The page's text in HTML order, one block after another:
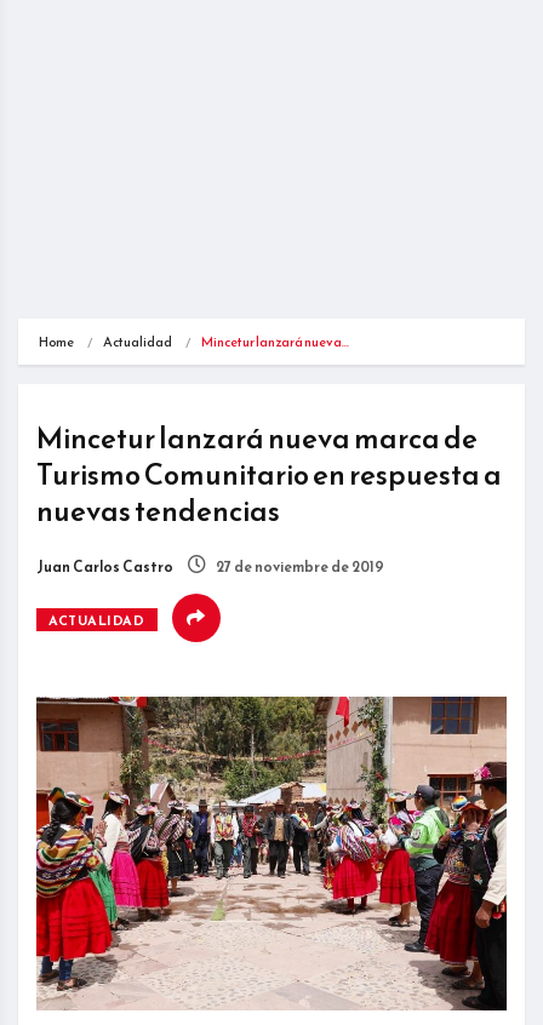
Home Actualidad Mincetur lanzará nueva…
Mincetur lanzará nueva marca de
Turismo Comunitario en respuesta a
nuevas tendencias
Juan Carlos Castro 27 de noviembre de 2019
ACTUALIDAD